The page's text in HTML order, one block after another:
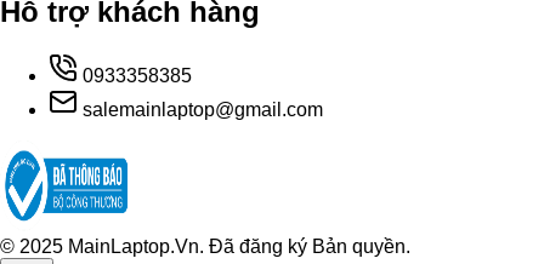
Hỗ trợ khách hàng
0933358385
salemainlaptop@gmail.com
© 2025 MainLaptop.Vn. Đã đăng ký Bản quyền.